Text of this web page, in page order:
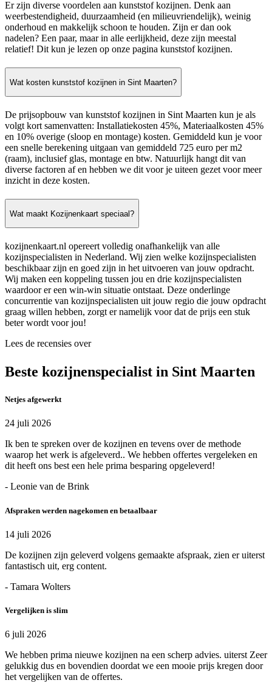
Er zijn diverse voordelen aan kunststof kozijnen. Denk aan
weerbestendigheid, duurzaamheid (en milieuvriendelijk), weinig
onderhoud en makkelijk schoon te houden. Zijn er dan ook
nadelen? Een paar, maar in alle eerlijkheid, deze zijn meestal
relatief! Dit kun je lezen op onze pagina kunststof kozijnen.
Wat kosten kunststof kozijnen in Sint Maarten?
De prijsopbouw van kunststof kozijnen in Sint Maarten kun je als
volgt kort samenvatten: Installatiekosten 45%, Materiaalkosten 45%
en 10% overige (sloop en montage) kosten. Gemiddeld kun je voor
een snelle berekening uitgaan van gemiddeld 725 euro per m2
(raam), inclusief glas, montage en btw. Natuurlijk hangt dit van
diverse factoren af en hebben we dit voor je uiteen gezet voor meer
inzicht in deze kosten.
Wat maakt Kozijnenkaart speciaal?
kozijnenkaart.nl opereert volledig onafhankelijk van alle
kozijnspecialisten in Nederland. Wij zien welke kozijnspecialisten
beschikbaar zijn en goed zijn in het uitvoeren van jouw opdracht.
Wij maken een koppeling tussen jou en drie kozijnspecialisten
waardoor er een win-win situatie ontstaat. Deze onderlinge
concurrentie van kozijnspecialisten uit jouw regio die jouw opdracht
graag willen hebben, zorgt er namelijk voor dat de prijs een stuk
beter wordt voor jou!
Lees de recensies over
Beste kozijnenspecialist in Sint Maarten
Netjes afgewerkt
24 juli 2026
Ik ben te spreken over de kozijnen en tevens over de methode
waarop het werk is afgeleverd.. We hebben offertes vergeleken en
dit heeft ons best een hele prima besparing opgeleverd!
- Leonie van de Brink
Afspraken werden nagekomen en betaalbaar
14 juli 2026
De kozijnen zijn geleverd volgens gemaakte afspraak, zien er uiterst
fantastisch uit, erg content.
- Tamara Wolters
Vergelijken is slim
6 juli 2026
We hebben prima nieuwe kozijnen na een scherp advies. uiterst Zeer
gelukkig dus en bovendien doordat we een mooie prijs kregen door
het vergelijken van de offertes.